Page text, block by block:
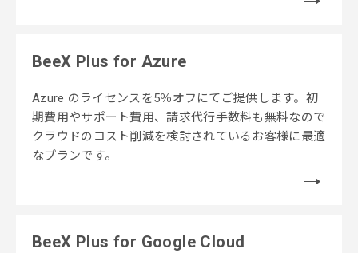
BeeX Plus for Azure
Azure のライセンスを5％オフにてご提供します。初
期費用やサポート費用、請求代行手数料も無料なので
クラウドのコスト削減を検討されているお客様に最適
なプランです。
BeeX Plus for Google Cloud